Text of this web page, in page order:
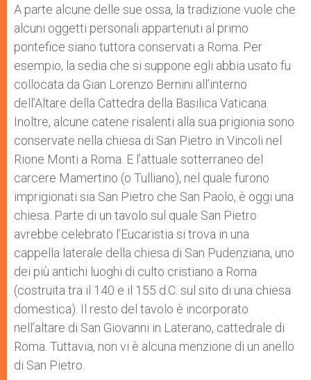
A parte alcune delle sue ossa, la tradizione vuole che
alcuni oggetti personali appartenuti al primo
pontefice siano tuttora conservati a Roma. Per
esempio, la sedia che si suppone egli abbia usato fu
collocata da Gian Lorenzo Bernini all’interno
dell’Altare della Cattedra della Basilica Vaticana.
Inoltre, alcune catene risalenti alla sua prigionia sono
conservate nella chiesa di San Pietro in Vincoli nel
Rione Monti a Roma. E l’attuale sotterraneo del
carcere Mamertino (o Tulliano), nel quale furono
imprigionati sia San Pietro che San Paolo, è oggi una
chiesa. Parte di un tavolo sul quale San Pietro
avrebbe celebrato l’Eucaristia si trova in una
cappella laterale della chiesa di San Pudenziana, uno
dei più antichi luoghi di culto cristiano a Roma
(costruita tra il 140 e il 155 d.C. sul sito di una chiesa
domestica). Il resto del tavolo è incorporato
nell’altare di San Giovanni in Laterano, cattedrale di
Roma. Tuttavia, non vi è alcuna menzione di un anello
di San Pietro.